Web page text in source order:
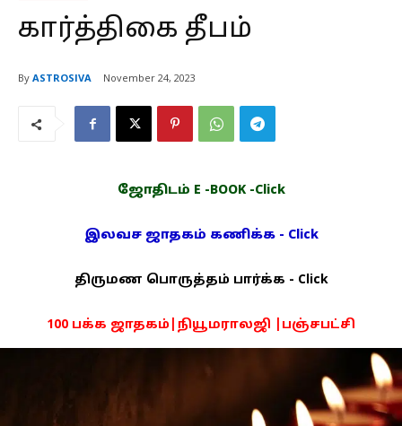
கார்த்திகை தீபம்
By ASTROSIVA November 24, 2023
ஜோதிடம் E -BOOK -Click
இலவச ஜாதகம் கணிக்க - Click
திருமண பொருத்தம் பார்க்க - Click
100 பக்க ஜாதகம்|நியூமராலஜி |பஞ்சபட்சி
PDF -72மட்டும் -Click